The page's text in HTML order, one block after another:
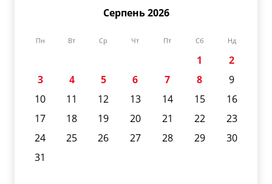
Серпень 2026
Пн Вт Ср Чт Пт Сб Нд
1
2
3
4 5 6 7 8
9
10
11 12 13 14 15
16
17
18 19 20 21 22
23
24
25 26 27 28 29
30
31